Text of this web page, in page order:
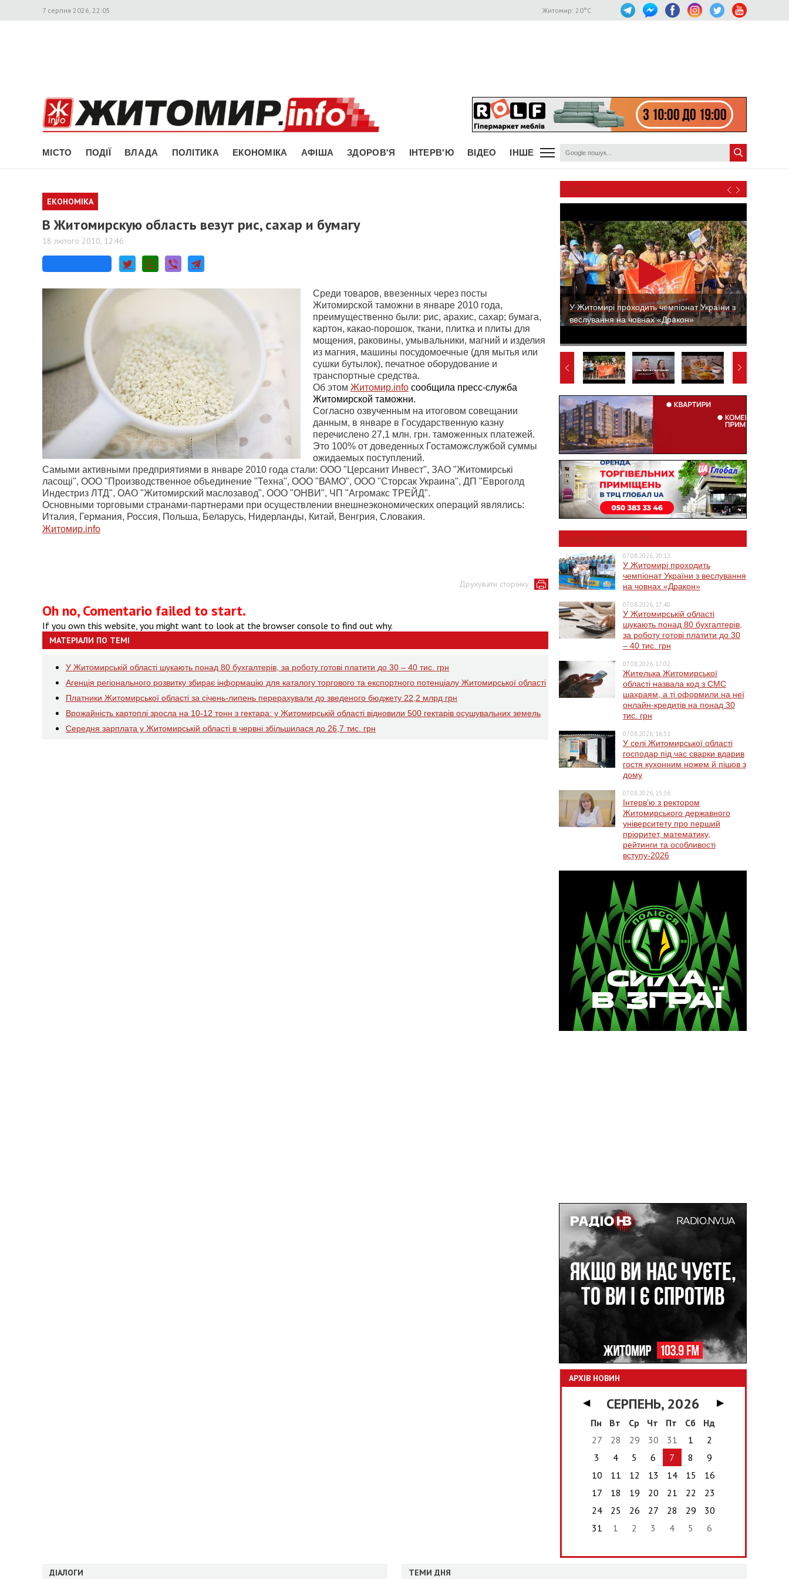
7 серпня 2026, 22:05 Житомир: 20°C
МІСТО ПОДІЇ ВЛАДА ПОЛІТИКА ЕКОНОМІКА АФІША ЗДОРОВ'Я ІНТЕРВ'Ю ВІДЕО ІНШЕ
ЕКОНОМІКА
В Житомирскую область везут рис, сахар и бумагу
18 лютого 2010, 12:46
Среди товаров, ввезенных через посты
Житомирской таможни в январе 2010 года,
преимущественно были: рис, арахис, сахар; бумага,
картон, какао-порошок, ткани, плитка и плиты для
мощения, раковины, умывальники, магний и изделия
из магния, машины посудомоечные (для мытья или
сушки бутылок), печатное оборудование и
транспортные средства.
Об этом Житомир.info сообщила пресс-служба
Житомирской таможни.
Согласно озвученным на итоговом совещании
данным, в январе в Государственную казну
перечислено 27,1 млн. грн. таможенных платежей.
Это 100% от доведенных Гостаможслужбой суммы
ожидаемых поступлений.
Самыми активными предприятиями в январе 2010 года стали: ООО "Церсанит Инвест", ЗАО "Житомирські
ласощі", ООО "Производственное объединение "Техна", ООО "ВАМО", ООО "Сторсак Украина", ДП "Евроголд
Индестриз ЛТД", ОАО "Житомирский маслозавод", ООО "ОНВИ", ЧП "Агромакс ТРЕЙД".
Основными торговыми странами-партнерами при осуществлении внешнеэкономических операций являлись:
Италия, Германия, Россия, Польша, Беларусь, Нидерланды, Китай, Венгрия, Словакия.
Житомир.info
Друкувати сторінку
Oh no, Comentario failed to start.
If you own this website, you might want to look at the browser console to find out why.
МАТЕРІАЛИ ПО ТЕМІ
У Житомирській області шукають понад 80 бухгалтерів, за роботу готові платити до 30 – 40 тис. грн
Агенція регіонального розвитку збирає інформацію для каталогу торгового та експортного потенціалу Житомирської області
Платники Житомирської області за січень-липень перерахували до зведеного бюджету 22,2 млрд грн
Врожайність картоплі зросла на 10-12 тонн з гектара: у Житомирській області відновили 500 гектарів осушувальних земель
Середня зарплата у Житомирській області в червні збільшилася до 26,7 тис. грн
ВІДЕО
У Житомирі проходить чемпіонат України з
веслування на човнах «Дракон»
НОВИНИ ЖИТОМИРА
07.08.2026, 20:12
У Житомирі проходить
чемпіонат України з веслування
на човнах «Дракон»
07.08.2026, 17:40
У Житомирській області
шукають понад 80 бухгалтерів,
за роботу готові платити до 30
– 40 тис. грн
07.08.2026, 17:02
Жителька Житомирської
області назвала код з СМС
шахраям, а ті оформили на неї
онлайн-кредитів на понад 30
тис. грн
07.08.2026, 16:31
У селі Житомирської області
господар під час сварки вдарив
гостя кухонним ножем й пішов з
дому
07.08.2026, 15:36
Інтерв’ю з ректором
Житомирського державного
університету про перший
пріоритет, математику,
рейтинги та особливості
вступу-2026
АРХІВ НОВИН
◀ СЕРПЕНЬ, 2026
▶
Пн
Вт Ср Чт Пт Сб
Нд
27
28 29 30 31 1
2
3
4 5 6 7 8
9
10
11 12 13 14 15
16
17
18 19 20 21 22
23
24
25 26 27 28 29
30
31
1 2 3 4 5 6
ДІАЛОГИ ТЕМИ ДНЯ